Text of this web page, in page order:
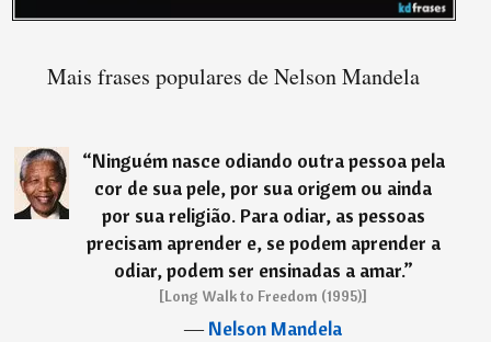
Mais frases populares de Nelson Mandela
“Ninguém nasce odiando outra pessoa pela
cor de sua pele, por sua origem ou ainda
por sua religião. Para odiar, as pessoas
precisam aprender e, se podem aprender a
odiar, podem ser ensinadas a amar.”
[Long Walk to Freedom (1995)]
―Nelson Mandela